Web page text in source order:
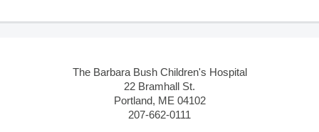
The Barbara Bush Children's Hospital
22 Bramhall St.
Portland, ME 04102
207-662-0111